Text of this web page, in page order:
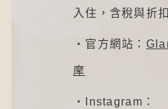
入住，含稅與折扣
・官方網站：
摩
・Instagram：